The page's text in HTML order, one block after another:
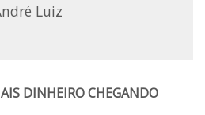
Luiz
DINHEIRO CHEGANDO